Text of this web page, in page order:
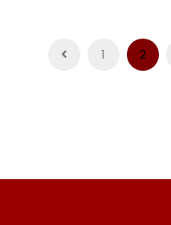
Pagination1 2